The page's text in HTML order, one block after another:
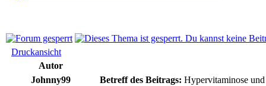
Druckansicht
Autor
Johnny99
Betreff des Beitrags: Hypervitaminose